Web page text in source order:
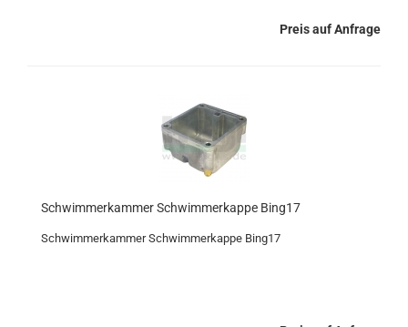
Preis auf Anfrage
Schwimmerkammer Schwimmerkappe Bing17
Schwimmerkammer Schwimmerkappe Bing17